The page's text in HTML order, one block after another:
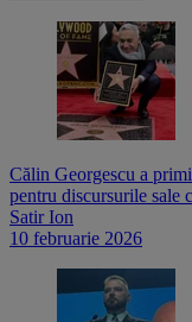
Călin Georgescu a
pentru discursurile sale
Satir Ion
10 februarie 2026